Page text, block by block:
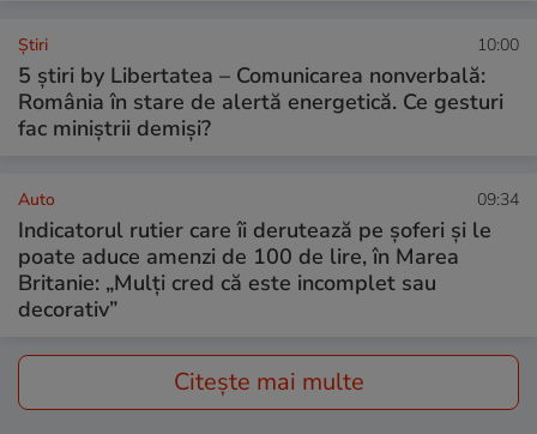
Ştiri 10:00
5 știri by Libertatea – Comunicarea nonverbală:
România în stare de alertă energetică. Ce gesturi
fac miniștrii demiși?
Auto 09:34
Indicatorul rutier care îi derutează pe șoferi și le
poate aduce amenzi de 100 de lire, în Marea
Britanie: „Mulți cred că este incomplet sau
decorativ”
Citește mai multe